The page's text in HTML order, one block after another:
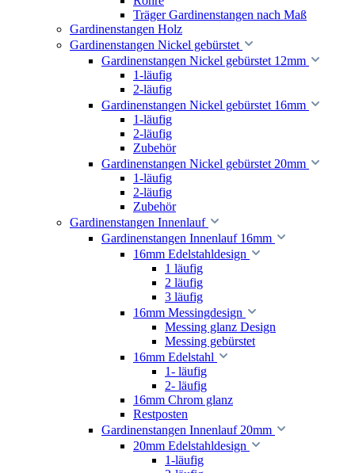
Träger Gardinenstangen nach Maß
Gardinenstangen Holz
Gardinenstangen Nickel gebürstet
Gardinenstangen Nickel gebürstet 12mm
1-läufig
2-läufig
Gardinenstangen Nickel gebürstet 16mm
1-läufig
2-läufig
Zubehör
Gardinenstangen Nickel gebürstet 20mm
1-läufig
2-läufig
Zubehör
Gardinenstangen Innenlauf
Gardinenstangen Innenlauf 16mm
16mm Edelstahldesign
1 läufig
2 läufig
3 läufig
16mm Messingdesign
Messing glanz Design
Messing gebürstet
16mm Edelstahl
1- läufig
2- läufig
16mm Chrom glanz
Restposten
Gardinenstangen Innenlauf 20mm
20mm Edelstahldesign
1-läufig